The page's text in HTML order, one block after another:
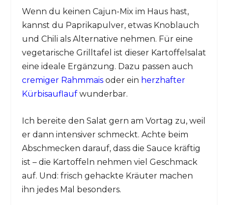
Wenn du keinen Cajun-Mix im Haus hast,
kannst du Paprikapulver, etwas Knoblauch
und Chili als Alternative nehmen. Für eine
vegetarische Grilltafel ist dieser Kartoffelsalat
eine ideale Ergänzung. Dazu passen auch
cremiger Rahmmaisoder ein herzhafter
Kürbisauflaufwunderbar.
Ich bereite den Salat gern am Vortag zu, weil
er dann intensiver schmeckt. Achte beim
Abschmecken darauf, dass die Sauce kräftig
ist – die Kartoffeln nehmen viel Geschmack
auf. Und: frisch gehackte Kräuter machen
ihn jedes Mal besonders.